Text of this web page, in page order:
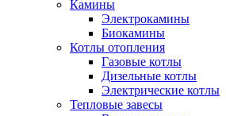
Камины
Электрокамины
Биокамины
Котлы отопления
Газовые котлы
Дизельные котлы
Электрические котлы
Тепловые завесы